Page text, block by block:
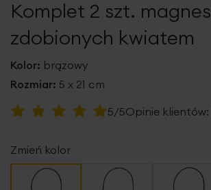
galeriiKomplet 2 szt.
zdobionych kwiatem
Kolor: brązowy
Rozmiar: 5 x 21 cm
Ocena:
5/5Opinie klientów:
Zmień kolor